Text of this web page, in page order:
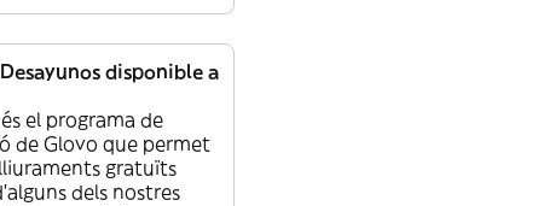
disponible a
el programa de
de Glovo que permet
gratuïts
dels nostres